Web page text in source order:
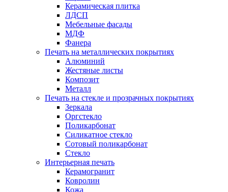
Керамическая плитка
ЛДСП
Мебельные фасады
МДФ
Фанера
Печать на металлических покрытиях
Алюминий
Жестяные листы
Композит
Металл
Печать на стекле и прозрачных покрытиях
Зеркала
Оргстекло
Поликарбонат
Силикатное стекло
Сотовый поликарбонат
Стекло
Интерьерная печать
Керамогранит
Ковролин
Кожа